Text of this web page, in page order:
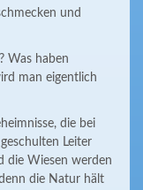
und
Was haben
man eigentlich
die bei
Leiter
die Wiesen werden
die Natur hält